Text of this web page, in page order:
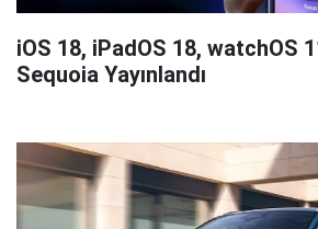
iOS 18, iPadOS 18, watchOS
Sequoia Yayınlandı